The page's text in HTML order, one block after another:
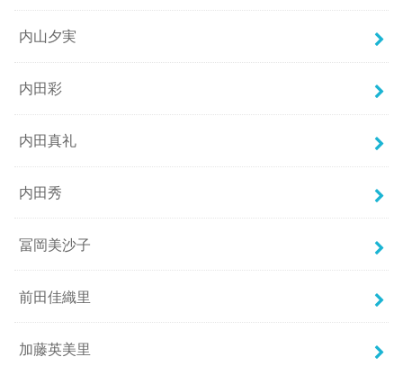
内山夕実
内田彩
内田真礼
内田秀
冨岡美沙子
前田佳織里
加藤英美里